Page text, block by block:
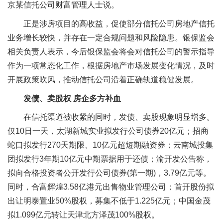
京某信托公司财富管理人士说。
正是涉房项目的高收益，促使部分信托公司房地产信托
业务增长较快，并存在一定合规问题和风险隐患。银保监会
相关负责人表示，今后银保监会将会对信托公司的警示指导
作为一项常态化工作，根据房地产市场发展变化情况，及时
开展政策吹风，推动信托公司沿着正确轨道稳健发展。
发债、卖股权 房企多方补血
在信托渠道被收紧的同时，发债、卖股现象明显增多。
仅10日一天，太湖新城实业拟发行公司债券20亿元；招商
蛇口拟发行270天期限、10亿元超短期融资券；云南城投集
团拟发行3年期10亿元中期票据用于还债；渝开发公告称，
拟向合格投资者公开发行公司债券(第一期)，3.79亿元等。
同时，合富辉煌3.58亿港元出售物业管理公司；首开股份拟
出让明泰置业50%股权，募集不低于1.225亿元；中国金茂
拟1.099亿元转让天津北方泽茂100%股权。